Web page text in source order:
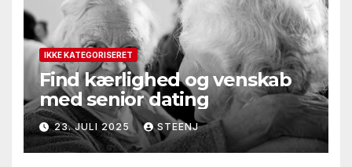
IKKE KATEGORISERET
Find kærlighed og venskab
med senior dating
23. JULI 2025 STEENJ